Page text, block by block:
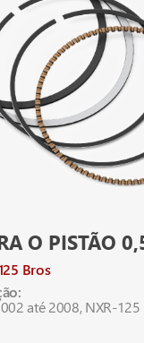
O PISTÃO
Bros
até 2008, NXR-125